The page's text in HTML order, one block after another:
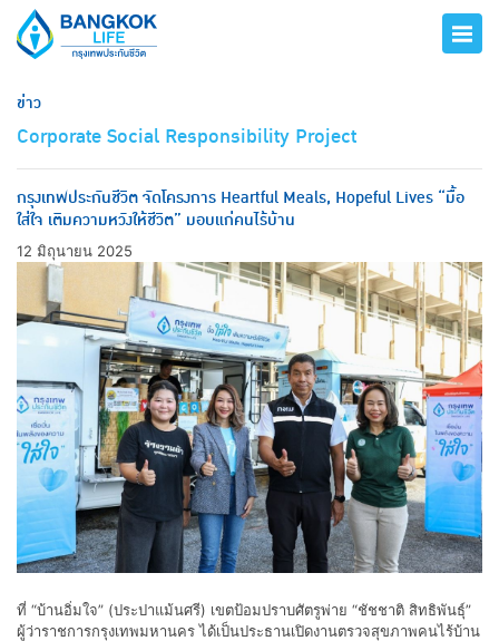
ข่าว
Corporate Social Responsibility Project
กรุงเทพประกันชีวิต จัดโครงการ Heartful Meals, Hopeful Lives “มื้อ
ใส่ใจ เติมความหวังให้ชีวิต” มอบแก่คนไร้บ้าน
12 มิถุนายน 2025
ที่ “บ้านอิ่มใจ” (ประปาแม้นศรี) เขตป้อมปราบศัตรูพ่าย “ชัชชาติ สิทธิพันธุ์”
ผู้ว่าราชการกรุงเทพมหานคร ได้เป็นประธานเปิดงานตรวจสุขภาพคนไร้บ้าน